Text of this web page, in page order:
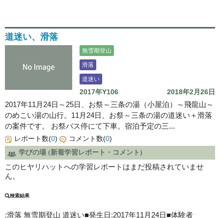
道迷い、滑落
無雪期登山
滑落
道迷い
2017年Y106 2018年2月26日
2017年11月24日～25日、お祭～三条の湯（小屋泊）～飛龍山～
のめこい湯の山行。11月24日、お祭～三条の湯の道迷い＋滑落
の案件です。 お祭バス停にて下車。宿泊予定の三...
レポート数(0) コメント数(0)
学びの場 (新着学習レポート・コメント)
このヒヤリハットへの学習レポートはまだ投稿されていませ
ん。
検索結果
:滑落 無雪期登山 道迷い■発生日:2017年11月24日■体験者